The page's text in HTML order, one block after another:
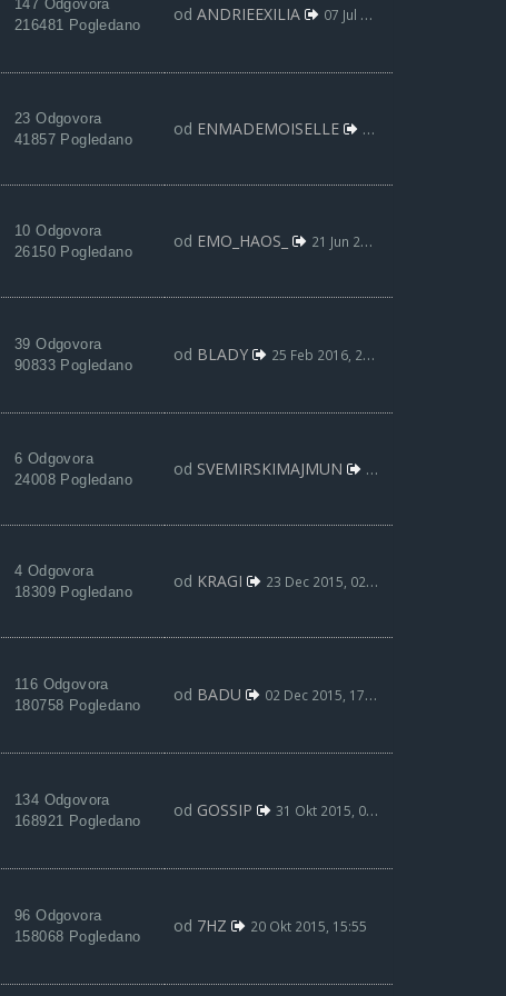
147 Odgovora
216481 Pogledano
od ANDRIEEXILIA 07 Jul 2016, 19:59
23 Odgovora
41857 Pogledano
od ENMADEMOISELLE 04 Jul 2016, 02:53
10 Odgovora
26150 Pogledano
od EMO_HAOS_ 21 Jun 2016, 22:22
39 Odgovora
90833 Pogledano
od BLADY 25 Feb 2016, 22:25
6 Odgovora
24008 Pogledano
od SVEMIRSKIMAJMUN 24 Jan 2016, 17:36
4 Odgovora
18309 Pogledano
od KRAGI 23 Dec 2015, 02:04
116 Odgovora
180758 Pogledano
od BADU 02 Dec 2015, 17:26
134 Odgovora
168921 Pogledano
od GOSSIP 31 Okt 2015, 02:15
96 Odgovora
158068 Pogledano
od 7HZ 20 Okt 2015, 15:55